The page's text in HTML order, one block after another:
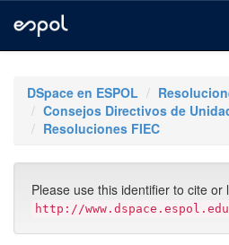
navigationDSpace en ESPOL
Consejos Directivos de
Resoluciones FIEC
Please use this identifier to cite or
http://